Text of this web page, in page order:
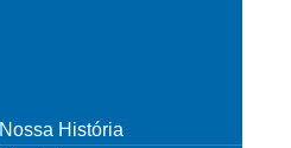
Nossa História